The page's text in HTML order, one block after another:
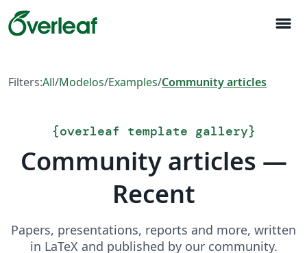
menu
Filters:All/Modelos/Examples/Community articles
{overleaf template gallery}
Community articles —
Recent
Papers, presentations, reports and more, written
in LaTeX and published by our community.